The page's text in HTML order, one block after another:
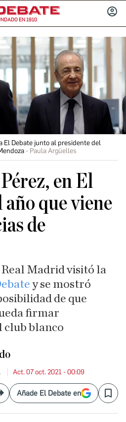
EN 1910
El Debate junto al presidente del
Paula Argüelles
en El
año que viene
de
Madrid visitó la
y se mostró
de que
firmar
club blanco
Act. 07 oct. 2021 - 00:09
Añade El Debate en Save